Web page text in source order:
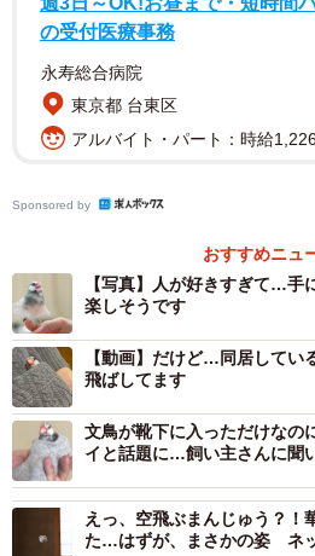
何かが顔をのぞかせて…！？（画像提供／
の受付医療事務
永寿総合病院
東京都 台東区
アルバイト・パート：時給
Sponsored by
おすすめニュ
【写真】人が好きすぎて…手
楽しそうです
【動画】だけど…同居してい
飛ばしてます
文鳥が靴下に入っただけなの
イと話題に…飼い主さんに聞
えっ、空飛ぶまんじゅう？！
た…はずが、まさかの姿 ネ